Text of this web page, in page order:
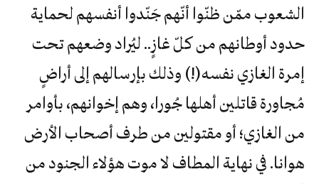
الشعوب ممّن ظنّوا أنّهم جَنّدوا أنفسهم لحماية
حدود أوطانهم من كلّ غازٍ.. ليُراد وضعهم تحت
إمرة الغازي نفسه(!) وذلك بإرسالهم إلى أراضٍ
مُجاورة قاتلين أهلها جُورا، وهم إخوانهم، بأوامر
من الغازي؛ أو مقتولين من طرف أصحاب الأرض
هوانا. في نهاية المطاف لا موت هؤلاء الجنود من